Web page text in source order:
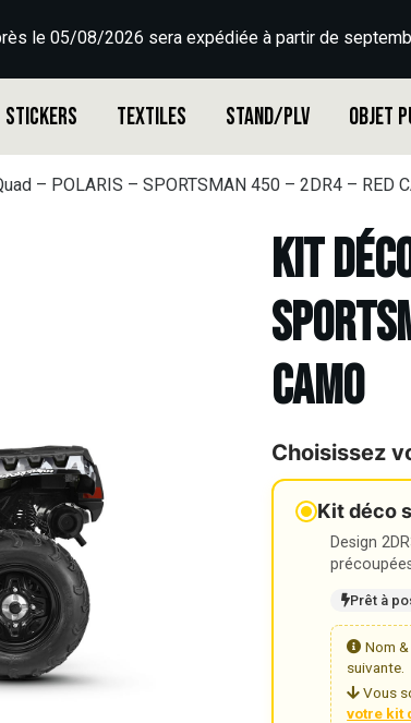
le 05/08/2026 sera expédiée à partir de
Stickers Textiles Stand/PLV Objet
– POLARIS – SPORTSMAN 450 – 2DR4 – RED
Kit
CAMO
Choisissez
Kit déco
Design
Prêt à
Nom
suivante.
Vous
votre kit